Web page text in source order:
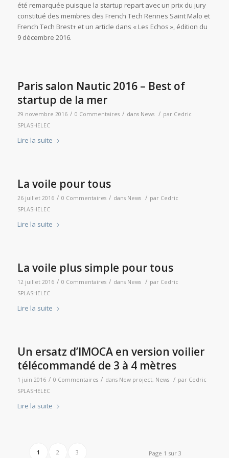
été remarquée puisque la startup repart avec un prix du jury
constitué des membres des French Tech Rennes Saint Malo et
French Tech Brest+ et un article dans « Les Echos », édition du
9 décembre 2016.
Paris salon Nautic 2016 – Best of
startup de la mer
29 novembre 2016 / 0 Commentaires / dans News / par Cedric
SPLASHELEC
Lire la suite
La voile pour tous
26 juillet 2016 / 0 Commentaires / dans News / par Cedric
SPLASHELEC
Lire la suite
La voile plus simple pour tous
12 juillet 2016 / 0 Commentaires / dans News / par Cedric
SPLASHELEC
Lire la suite
Un ersatz d’IMOCA en version voilier
télécommandé de 3 à 4 mètres
1 juin 2016 / 0 Commentaires / dans New project, News / par Cedric
SPLASHELEC
Lire la suite
Page 1 sur 3
1 2 3